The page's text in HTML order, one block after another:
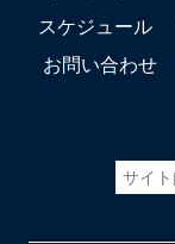
スケジュール
お問い合わせ